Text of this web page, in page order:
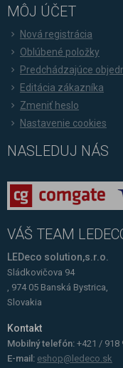
MÔJ ÚČET
Nová registrácia
Oblúbené položky
Predchádzajúce
Editácia zákazníka
Zmeniť heslo
Nastavenie cookies
NASLEDUJ NÁS
VÁŠ TEAM
LEDeco solution,s.r.o.
Sládkovičova 94
, 974 05 Banská Bystrica,
Slovakia
Kontakt
Mobilný telefón: +421 / 918
E-mail: eshop@ledeco.sk